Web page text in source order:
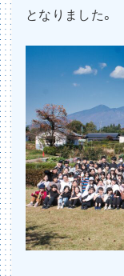
となりました。